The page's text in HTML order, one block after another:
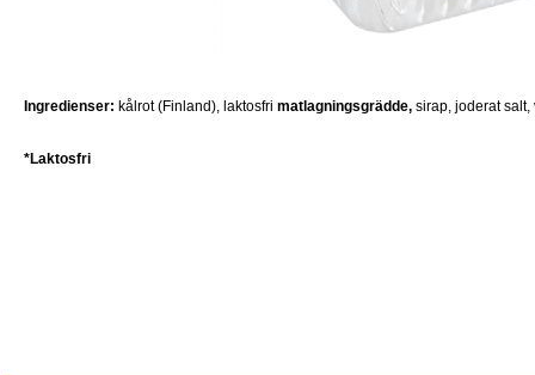
Ingredienser: kålrot (Finland), laktosfri matlagningsgrädde, sirap, joderat salt,
*Laktosfri